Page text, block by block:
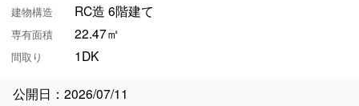
建物構造 RC造 6階建て
専有面積 22.47㎡
間取り 1DK
公開日：2026/07/11